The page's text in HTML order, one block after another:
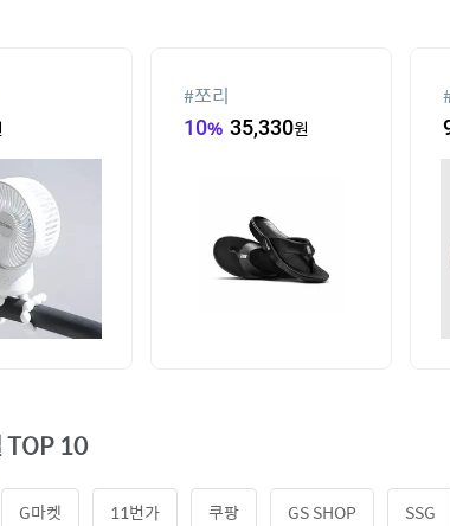
#쪼리
10% 35,330원
TOP 10
G마켓 11번가 쿠팡 GS SHOP SSG